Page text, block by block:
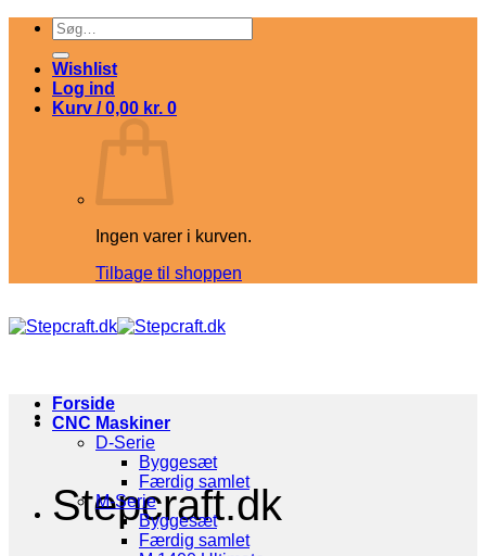
Fortsæt
indhold
Søg
efter:
Wishlist
Log ind
Kurv /0,00 kr. 0
Ingen varer i kurven.
Tilbage til shoppen
Stepcraft.dk
Forside
CNC Maskiner
D-Serie
Byggesæt
Færdig samlet
M-Serie
Byggesæt
Færdig samlet